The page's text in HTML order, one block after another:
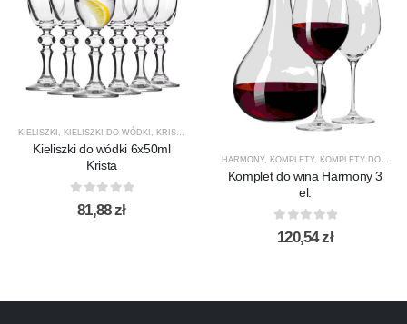
KIELISZKI KIELISZKI DO WÓDKI KRISTA PRODUCENCI,PRODUKTY
Kieliszki do wódki 6x50ml
Krista
out of 5
81,88zł
HARMONY, KOMPLETY, KOMPLETY DO WINA
Komplet do wina Harmony 3
el.
0out of 5
120,54zł